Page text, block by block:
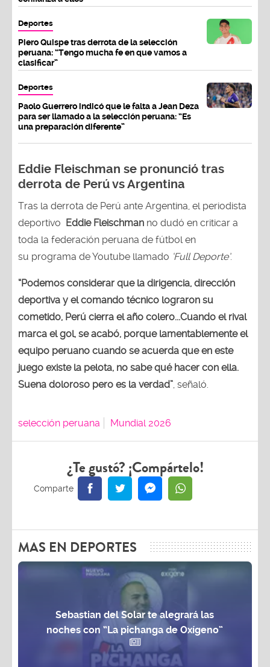
Deportes
Piero Quispe tras derrota de la selección
peruana: “Tengo mucha fe en que vamos a
clasificar”
Deportes
Paolo Guerrero indicó que le falta a Jean Deza
para ser llamado a la selección peruana: “Es
una preparación diferente”
Eddie Fleischman se pronunció tras
derrota de Perú vs Argentina
Tras la derrota de Perú ante Argentina, el periodista
deportivo Eddie Fleischman no dudó en criticar a
toda la federación peruana de fútbol en
su programa de Youtube llamado ‘Full Deporte’.
“Podemos considerar que la dirigencia, dirección
deportiva y el comando técnico lograron su
cometido, Perú cierra el año colero...Cuando el rival
marca el gol, se acabó, porque lamentablemente el
equipo peruano cuando se acuerda que en este
juego existe la pelota, no sabe qué hacer con ella.
Suena doloroso pero es la verdad”, señaló.
selección peruana Mundial 2026
¿Te gustó? ¡Compártelo!
MAS EN DEPORTES
Sebastian del Solar te alegrará las
noches con “La pichanga de Oxígeno”